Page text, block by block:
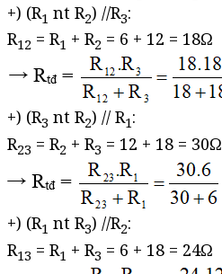
+) (R1 nt R2) //R3:
R12 = R1 + R2 = 6 + 12 = 18Ω
+) (R3 nt R2) // R1:
R23 = R2 + R3 = 12 + 18 = 30Ω
+) (R1 nt R3) //R2:
R13 = R1 + R3 = 6 + 18 = 24Ω